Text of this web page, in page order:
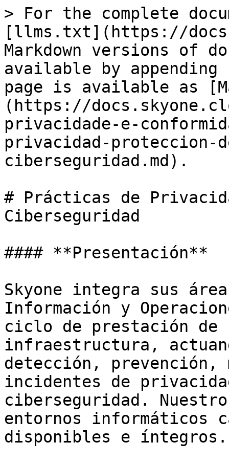
> For the complete
[llms.txt](https://
Markdown versions of
available by
page is available as
(https://
privacidade-e-
privacidad-proteccion-
ciberseguridad.md).
# Prácticas de
Ciberseguridad
#### **Presentación**
Skyone integra sus
Información y
ciclo de prestación de
infraestructura,
detección,
incidentes de
ciberseguridad. Nuestro
entornos informáticos
disponibles e íntegros.